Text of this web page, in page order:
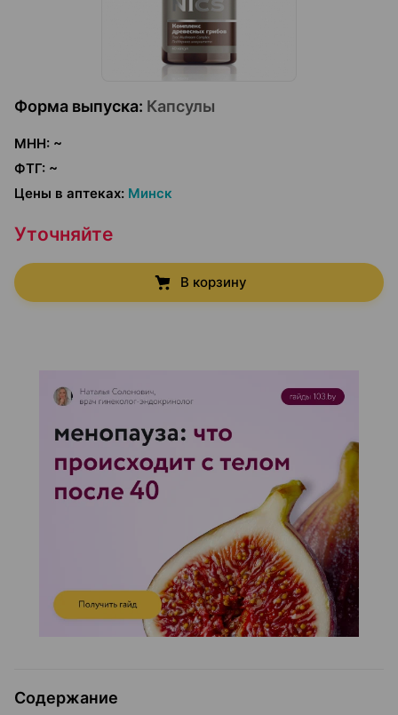
Форма выпуска: Капсулы
МНН: ~
ФТГ: ~
Цены в аптеках: Минск
Уточняйте
В корзину
Содержание